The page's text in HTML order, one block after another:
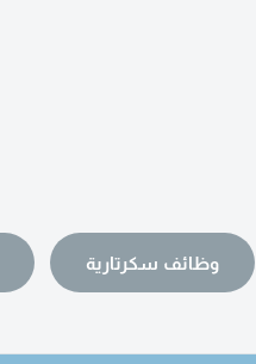
وظائف سكرتارية